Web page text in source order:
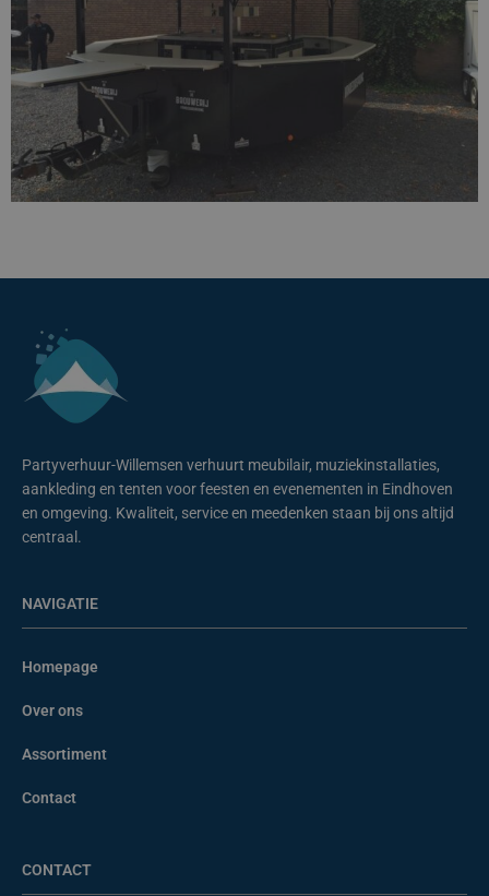
Partyverhuur-Willemsen verhuurt meubilair, muziekinstallaties,
aankleding en tenten voor feesten en evenementen in Eindhoven
en omgeving. Kwaliteit, service en meedenken staan bij ons altijd
centraal.
NAVIGATIE
Homepage
Over ons
Assortiment
Contact
CONTACT